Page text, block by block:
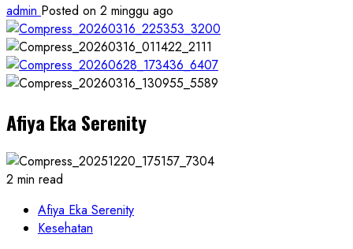
admin Posted on 2 minggu ago
Afiya Eka Serenity
2 min read
Afiya Eka Serenity
Kesehatan